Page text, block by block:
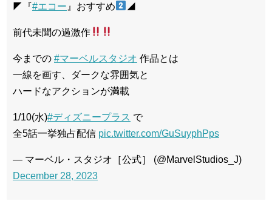
◤『#エコー 』おすすめ ◢
前代未聞の過激作
今までの #マーベルスタジオ 作品とは
一線を画す、ダークな雰囲気と
ハードなアクションが満載
1/10(水)#ディズニープラス で
全5話一挙独占配信 pic.twitter.com/GuSuyphPps
— マーベル・スタジオ［公式］ (@MarvelStudios_J)
December 28, 2023